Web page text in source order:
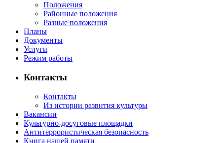
Положения
Районные положения
Разные положения
Планы
Документы
Услуги
Режим работы
Контакты
Контакты
Из истории развития культуры
Вакансии
Культурно-досуговые площадки
Антитеррористическая безопасность
Книга нашей памяти